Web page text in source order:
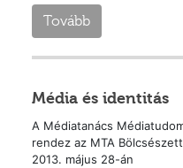
Tovább
Média és identitás
A Médiatanács
rendez az MTA
2013. május 28-án